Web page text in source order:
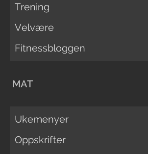
Trening
Velvære
Fitnessbloggen
MAT
Ukemenyer
Oppskrifter